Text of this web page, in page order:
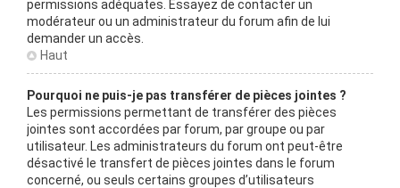
permissions adéquates. Essayez de contacter un
modérateur ou un administrateur du forum afin de lui
demander un accès.
Haut
Pourquoi ne puis-je pas transférer de pièces jointes ?
Les permissions permettant de transférer des pièces
jointes sont accordées par forum, par groupe ou par
utilisateur. Les administrateurs du forum ont peut-être
désactivé le transfert de pièces jointes dans le forum
concerné, ou seuls certains groupes d’utilisateurs